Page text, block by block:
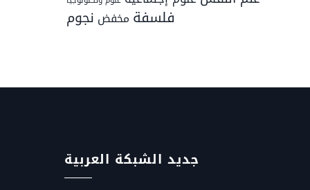
فلسفة مخفض نجوم
جديد الشبكة العربية